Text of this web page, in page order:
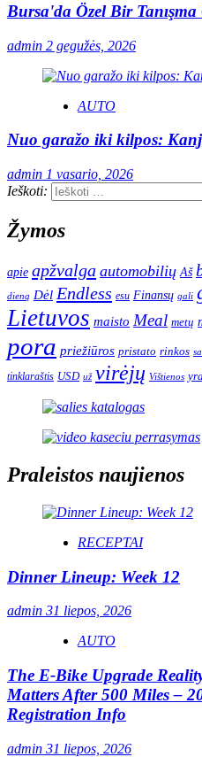
Bursa'da Özel Bir Tanışma
admin 2 gegužės, 2026
AUTO
Nuo garažo iki kilpos:
admin 1 vasario, 2026
Ieškoti:
Žymos
apie apžvalga automobilių Aš
dieną Dėl Endless esu Finansų gali
Lietuvos maisto Meal metų
pora priežiūros pristato rinkos
tinklaraštis USD už virėjų Vištienos yra
Praleistos naujienos
RECEPTAI
Dinner Lineup: Week 12
admin 31 liepos, 2026
AUTO
The E-Bike Upgrade
Matters After 500 Miles –
Registration Info
admin 31 liepos, 2026